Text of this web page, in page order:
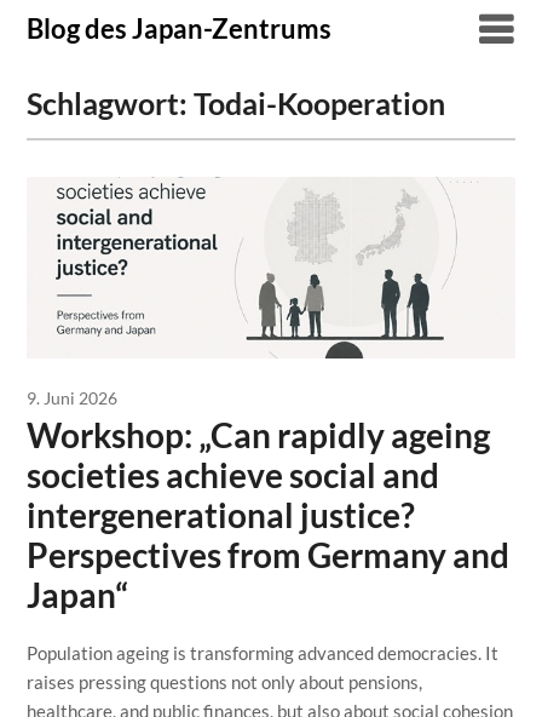
SkipBlog des Japan-Zentrums
Schlagwort:Todai-Kooperation
9. Juni 2026
Workshop: „Can rapidly ageing
societies achieve social and
intergenerational justice?
Perspectives from Germany and
Japan“
Population ageing is transforming advanced democracies. It
raises pressing questions not only about pensions,
healthcare, and public finances, but also about social cohesion